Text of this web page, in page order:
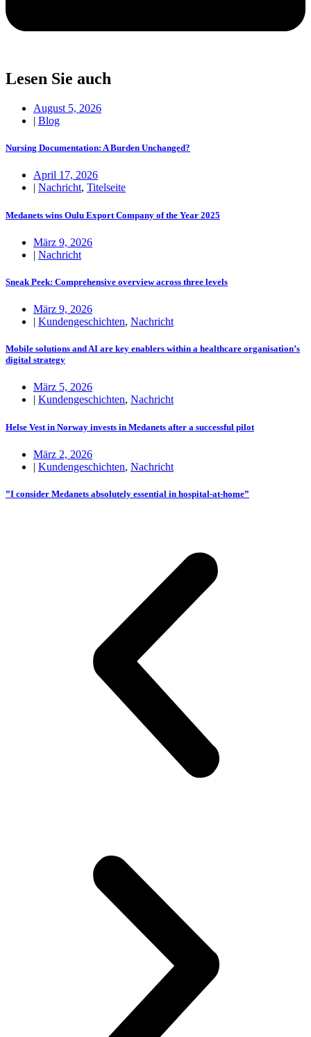
Lesen Sie auch
August 5, 2026
| Blog
Nursing Documentation: A Burden Unchanged?
April 17, 2026
| Nachricht, Titelseite
Medanets wins Oulu Export Company of the Year 2025
März 9, 2026
| Nachricht
Sneak Peek: Comprehensive overview across three levels
März 9, 2026
| Kundengeschichten, Nachricht
Mobile solutions and AI are key enablers within a healthcare organisation’s
digital strategy
März 5, 2026
| Kundengeschichten, Nachricht
Helse Vest in Norway invests in Medanets after a successful pilot
März 2, 2026
| Kundengeschichten, Nachricht
”I consider Medanets absolutely essential in hospital-at-home”